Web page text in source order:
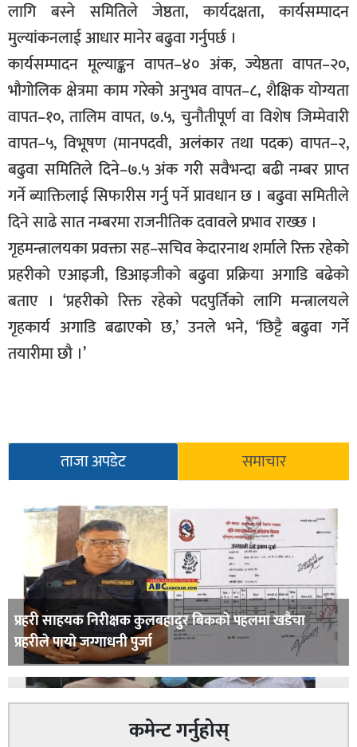
लागि बस्ने समितिले जेष्ठता, कार्यदक्षता, कार्यसम्पादन
मुल्यांकनलाई आधार मानेर बढुवा गर्नुपर्छ ।
कार्यसम्पादन मूल्याङ्कन वापत–४० अंक, ज्येष्ठता वापत–२०,
भौगोलिक क्षेत्रमा काम गरेको अनुभव वापत–८, शैक्षिक योग्यता
वापत–१०, तालिम वापत, ७.५, चुनौतीपूर्ण वा विशेष जिम्मेवारी
वापत–५, विभूषण (मानपदवी, अलंकार तथा पदक) वापत–२,
बढुवा समितिले दिने–७.५ अंक गरी सवैभन्दा बढी नम्बर प्राप्त
गर्ने ब्याक्तिलाई सिफारीस गर्नु पर्ने प्रावधान छ । बढुवा समितीले
दिने साढे सात नम्बरमा राजनीतिक दवावले प्रभाव राख्छ ।
गृहमन्त्रालयका प्रवक्ता सह–सचिव केदारनाथ शर्माले रिक्त रहेको
प्रहरीको एआइजी, डिआइजीको बढुवा प्रक्रिया अगाडि बढेको
बताए । ‘प्रहरीको रिक्त रहेको पदपुर्तिको लागि मन्त्रालयले
गृहकार्य अगाडि बढाएको छ,’ उनले भने, ‘छिट्टै बढुवा गर्ने
तयारीमा छौ ।’
ताजा अपडेट समाचार
प्रहरी साहयक निरीक्षक कुलबहादुर बिककाे पहलमा खडैचा
प्रहरीले पायाे जग्गाधनी पुर्जा
कमेन्ट गर्नुहोस्